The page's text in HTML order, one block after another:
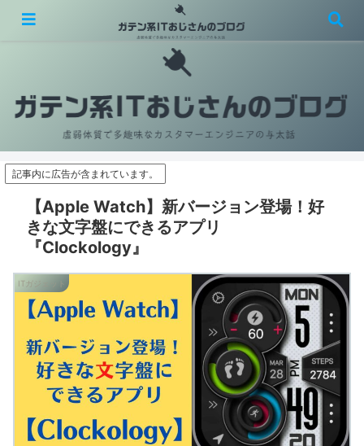
虚弱体質で多趣味なカスタマーエンジニアの与太話
記事内に広告が含まれています。
【Apple Watch】新バージョン登場！好
きな文字盤にできるアプリ
『Clockology』
ITガジェット